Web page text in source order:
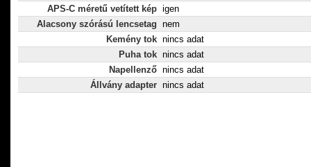
APS-C méretű vetített kép igen
Alacsony szórású lencsetag nem
Kemény tok nincs adat
Puha tok nincs adat
Napellenző nincs adat
Állvány adapter nincs adat